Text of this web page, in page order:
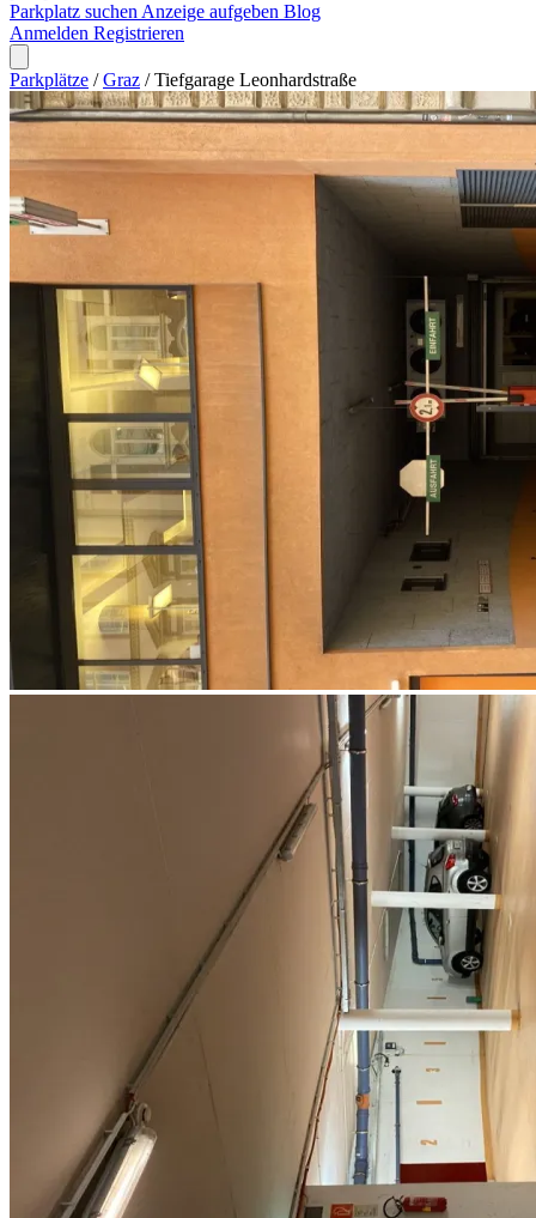
Parkplatz suchen Anzeige aufgeben Blog
Anmelden Registrieren
Parkplätze / Graz / Tiefgarage Leonhardstraße